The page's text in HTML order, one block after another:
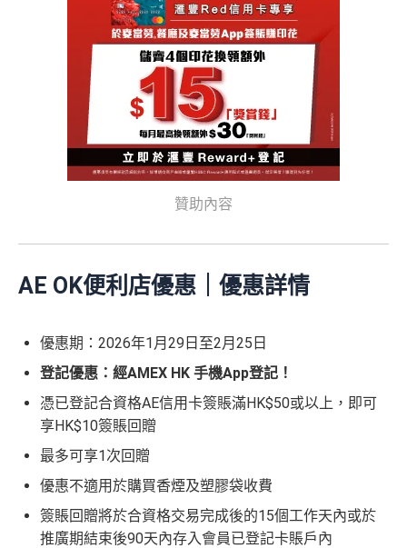
贊助內容
AE OK便利店優惠｜優惠詳情
優惠期：2026年1月29日至2月25日
登記優惠：經AMEX HK 手機App登記！
憑已登記合資格AE信用卡簽賬滿HK$50或以上，即可
享HK$10簽賬回贈
最多可享1次回贈
優惠不適用於購買香煙及塑膠袋收費
簽賬回贈將於合資格交易完成後的15個工作天內或於
推廣期結束後90天內存入會員已登記卡賬戶內